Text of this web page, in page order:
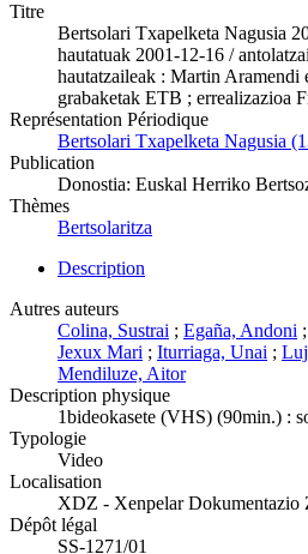
Titre
Bertsolari Txapelketa Nagusia
hautatuak 2001-12-16 /
hautatzaileak : Martin Aramendi
grabaketak ETB ; errealizazioa
Représentation Périodique
Bertsolari Txapelketa Nagusia
Publication
Donostia: Euskal Herriko
Thèmes
Bertsolaritza
Description
Autres auteurs
Colina, Sustrai ; Egaña, Andoni ;
Jexux Mari ; Iturriaga, Unai ;
Mendiluze, Aitor
Description physique
1bideokasete (VHS) (90min.) :
Typologie
Video
Localisation
XDZ - Xenpelar Dokumentazio
Dépôt légal
SS-1271/01